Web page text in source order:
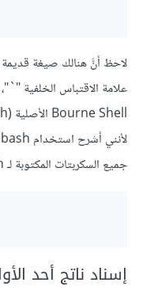
لاحظ أنَّ هنالك صيغة
علامة الاقتباس الخلفية
جميع السكربتات المكتوبة لـ sh، ولهذا تكون الصيغتان الآتيتان متكافئتين:
إسناد ناتج أحد